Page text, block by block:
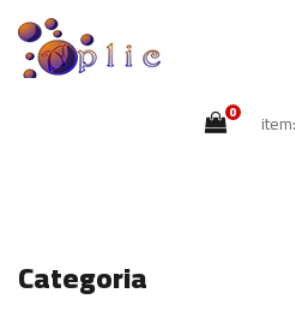
0 item:
Categoria